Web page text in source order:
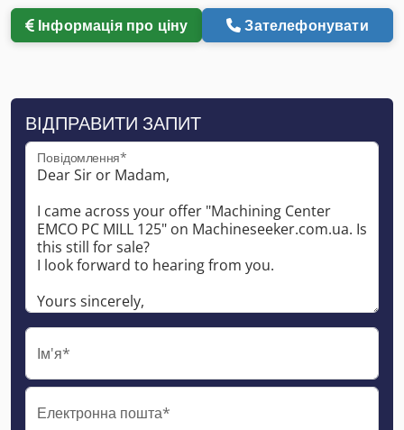
Інформація про ціну Зателефонувати
ВІДПРАВИТИ ЗАПИТ
Повідомлення*
Ім'я*
Електронна пошта*